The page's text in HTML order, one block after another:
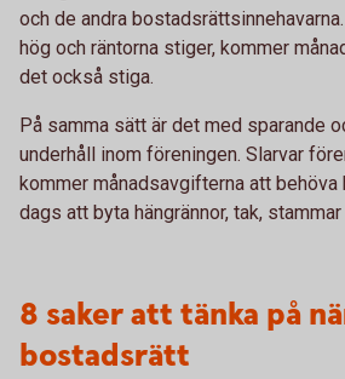
och de andra
hög och räntorna stiger, kommer
det också stiga.
På samma sätt är det med sparande
underhåll inom föreningen. Slarvar
kommer månadsavgifterna att behöva
dags att byta hängrännor, tak,
8 saker att tänka på
bostadsrätt